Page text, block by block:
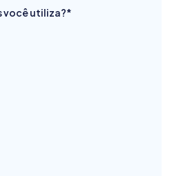
você utiliza?*